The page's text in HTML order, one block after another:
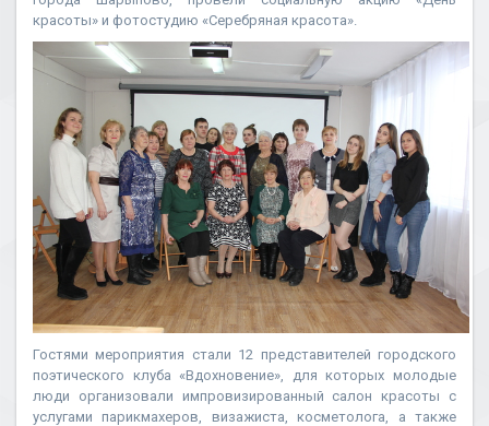
красоты» и фотостудию «Серебряная красота».
Гостями мероприятия стали 12 представителей городского
поэтического клуба «Вдохновение», для которых молодые
люди организовали импровизированный салон красоты с
услугами парикмахеров, визажиста, косметолога, а также